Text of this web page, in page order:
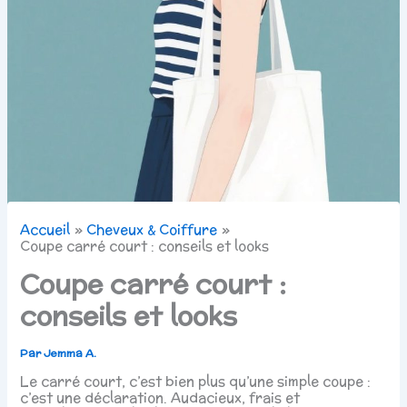
Accueil
Cheveux & Coiffure
Coupe carré court : conseils et looks
Coupe carré court :
conseils et looks
ParJemma A.
Le carré court, c’est bien plus qu’une simple coupe :
c’est une déclaration. Audacieux, frais et